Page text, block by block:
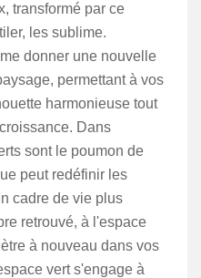
transformé par ce
les sublime.
donner une nouvelle
permettant à vos
harmonieuse tout
Dans
sont le poumon de
peut redéfinir les
cadre de vie plus
retrouvé, à l'espace
à nouveau dans vos
vert s'engage à